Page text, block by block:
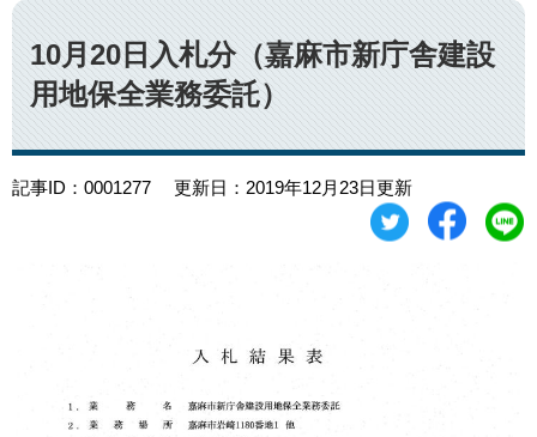
。て
本
文
へ
本
文
10月20日入札分（嘉麻市新庁舎建設
用地保全業務委託）
記事ID：0001277 更新日：2019年12月23日更新